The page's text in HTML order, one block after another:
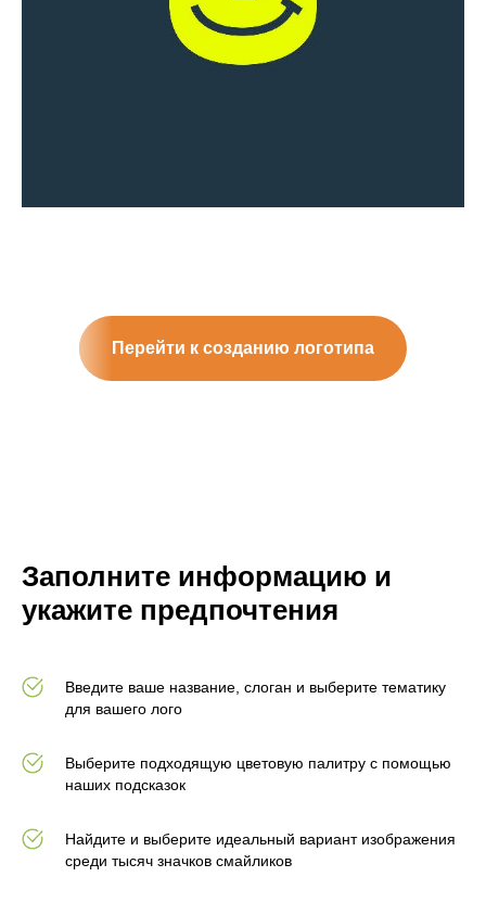
Перейти к созданию логотипа
Заполните информацию и
укажите предпочтения
Введите ваше название, слоган и выберите тематику
для вашего лого
Выберите подходящую цветовую палитру с помощью
наших подсказок
Найдите и выберите идеальный вариант изображения
среди тысяч значков смайликов